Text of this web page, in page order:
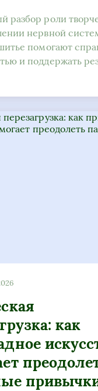
разбор роли
нервной
помогают
и поддержать
как